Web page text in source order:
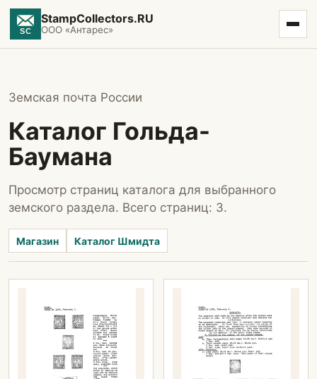
StampCollectors.RU
ООО «Антарес»
Земская почта России
Каталог Гольда-
Баумана
Просмотр страниц каталога для выбранного
земского раздела. Всего страниц: 3.
Магазин Каталог Шмидта